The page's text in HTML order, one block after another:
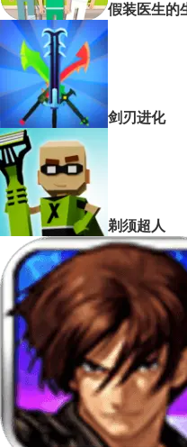
假装医生的
剑刃进化
剃须超人